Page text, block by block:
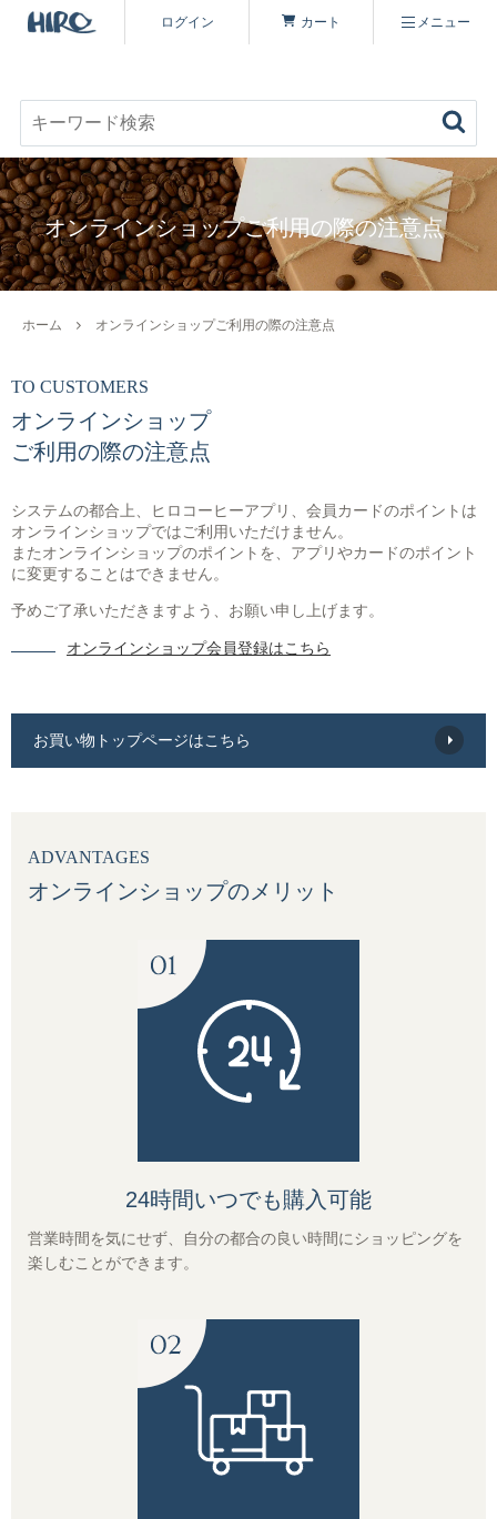
ログイン カート メニュー
キーワード検索
商品を探す
コーヒーマイスターセレクト
ブレンドコーヒー
デカフェオーガニック（カフェインレス）
大容量コーヒー豆
ドリップコーヒー
カフェオレベース
デカフェ（カフェインレス）商品
お試しセット（送料無料）
まとめ買いディスカウント
コーヒーギフト（すべて）
コーヒーを楽しむ
シーズナリティについて
デカフェについて
サステイナブルコーヒーについて
HIRO CERT認証農園について
ハニープロセス
ムービーコンテンツ
HIRO TIMES コーヒーに関する情報をお届け
定期便
特集 一覧
原材料・販売期間一覧
スペシャルティコーヒーとは
ご利用ガイド
お問合わせ
オンラインショップご利用の際の注意点
ホーム オンラインショップご利用の際の注意点
TO CUSTOMERS
オンラインショップ
ご利用の際の注意点
システムの都合上、ヒロコーヒーアプリ、会員カードのポイントは
オンラインショップではご利用いただけません。
またオンラインショップのポイントを、アプリやカードのポイント
に変更することはできません。
予めご了承いただきますよう、お願い申し上げます。
オンラインショップ会員登録はこちら
お買い物トップページはこちら
ADVANTAGES
オンラインショップのメリット
24時間いつでも購入可能
営業時間を気にせず、自分の都合の良い時間にショッピングを
楽しむことができます。